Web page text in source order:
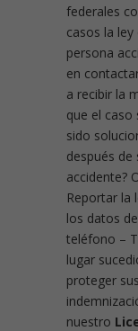
federales
casos la
persona
en
a recibir la
que el caso
sido
después de
accidente?
Reportar la
los datos
teléfono –
lugar
proteger
nuestro